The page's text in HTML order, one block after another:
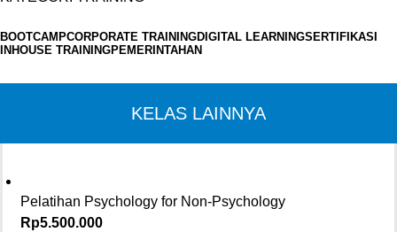
BOOTCAMPCORPORATE TRAININGDIGITAL LEARNINGSERTIFIKASI
INHOUSE TRAININGPEMERINTAHAN
KELAS LAINNYA
Pelatihan Psychology for Non-Psychology
Rp5.500.000